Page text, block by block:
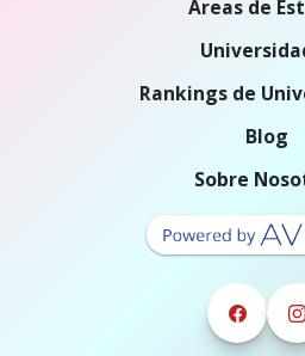
Áreas de
Rankings de
Blog
Sobre